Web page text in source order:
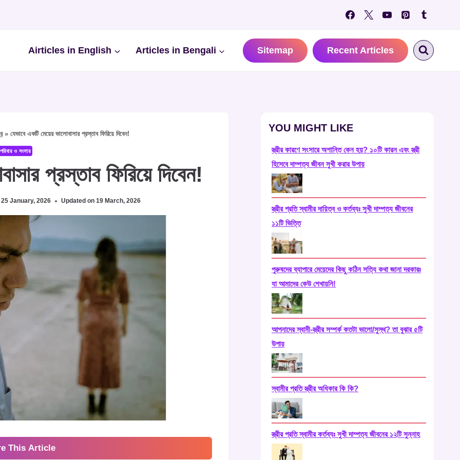
Airticles in English Articles in Bengali Sitemap Recent Articles
»যেভাবে একটি মেয়ের ভালোবাসার প্রস্তাব ফিরিয়ে দিবেন!
ও সংসার
প্রস্তাব ফিরিয়ে দিবেন!
25 January, 2026 Updated on 19 March, 2026
This Article
YOU MIGHT LIKE
স্ত্রীর কারণে সংসারে অশান্তি কেন হয়? ১০টি কারন এবং স্ত্রী
হিসেবে দাম্পত্য জীবন সুখী করার উপায়
স্ত্রীর প্রতি স্বামীর দায়িত্ব ও কর্তব্যঃ সুখী দাম্পত্য জীবনের
১১টি ভিত্তি
পুরুষদের ব্যাপারে মেয়েদের কিছু কঠিন সত্যি কথা জানা দরকারঃ
যা আমাদের কেউ শেখায়নি!
আপনাদের স্বামী-স্ত্রীর সম্পর্ক কতটা ভালো/সুস্থ? তা বুঝার ৫টি
উপায়
স্বামীর প্রতি স্ত্রীর অধিকার কি কি?
স্ত্রীর প্রতি স্বামীর কর্তব্যঃ সুখী দাম্পত্য জীবনের ১২টি সুন্নাহ